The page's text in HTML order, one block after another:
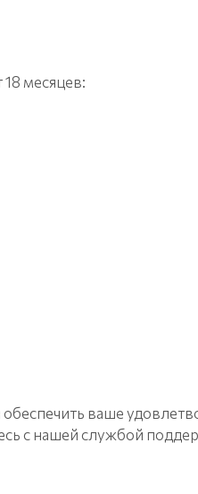
18 месяцев:
ваше
с нашей службой